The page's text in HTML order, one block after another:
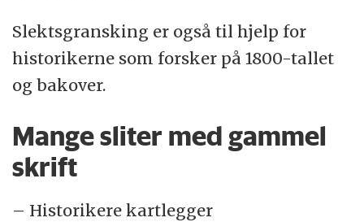
Slektsgransking er også til hjelp for
historikerne som forsker på 1800-tallet
og bakover.
Mange sliter med gammel
skrift
– Historikere kartlegger